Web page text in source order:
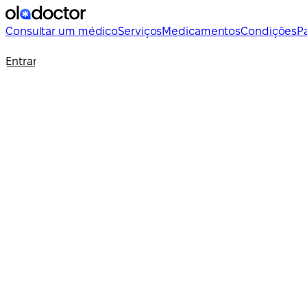
Consultar um médicoServiçosMedicamentosCondições
Entrar